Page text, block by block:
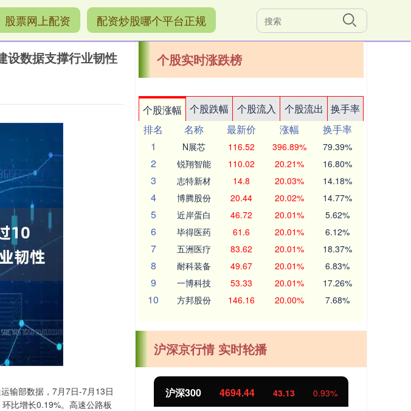
股票网上配资 配资炒股哪个平台正规
设数据支撑行业韧性
输部数据，7月7日-7月13日
比增长0.19%。高速公路板
个股实时涨跌榜
个股涨幅 个股跌幅 个股流入 个股流出
换手率
排名
名称 最新价 涨幅
换手率
1
N展芯 116.52 396.89% 79.39%
2 锐翔智能 110.02 20.21% 16.80%
3 志特新材 14.8 20.03% 14.18%
4 博腾股份 20.44 20.02% 14.77%
5 近岸蛋白 46.72 20.01% 5.62%
6 毕得医药 61.6 20.01% 6.12%
7 五洲医疗 83.62 20.01% 18.37%
8 耐科装备 49.67 20.01% 6.83%
9 一博科技 53.33 20.01% 17.26%
10 方邦股份 146.16 20.00% 7.68%
沪深京行情 实时轮播
43.13 0.93% 北证50 1134.24 11.37 1.01%